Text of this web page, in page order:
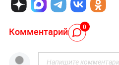
Комментарий 0